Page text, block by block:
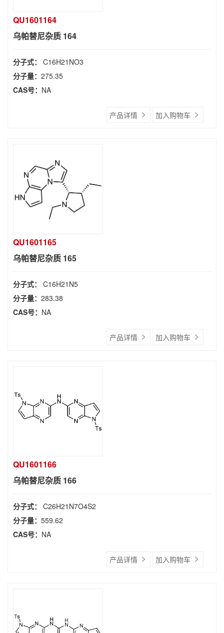
QU1601164
乌帕替尼杂质 164
分子式： C16H21NO3
分子量： 275.35
CAS号： NA
产品详情 加入购物车
QU1601165
乌帕替尼杂质 165
分子式： C16H21N5
分子量： 283.38
CAS号： NA
产品详情 加入购物车
QU1601166
乌帕替尼杂质 166
分子式： C26H21N7O4S2
分子量： 559.62
CAS号： NA
产品详情 加入购物车